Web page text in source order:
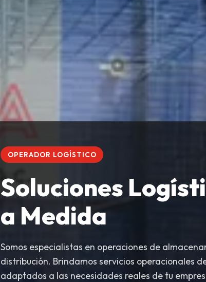
OPERADOR LOGÍSTICO
Soluciones
a Medida
Somos especialistas en operaciones de
distribución. Brindamos servicios operacionales
adaptados a las necesidades reales de tu